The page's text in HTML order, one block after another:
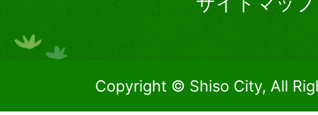
Copyright © Shiso City, All